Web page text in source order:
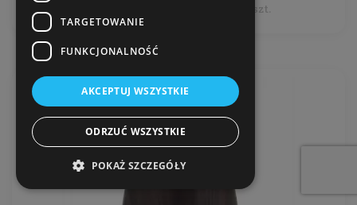
Cena jednostkowa: 189,99 zł / 1 szt.
TARGETOWANIE
FUNKCJONALNOŚĆ
AKCEPTUJ WSZYSTKIE
ODRZUĆ WSZYSTKIE
POKAŻ SZCZEGÓŁY